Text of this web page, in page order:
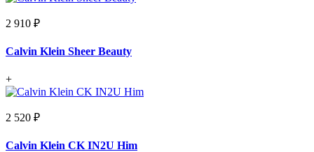
2 910 ₽
Calvin Klein Sheer Beauty
+
2 520 ₽
Calvin Klein CK IN2U Him